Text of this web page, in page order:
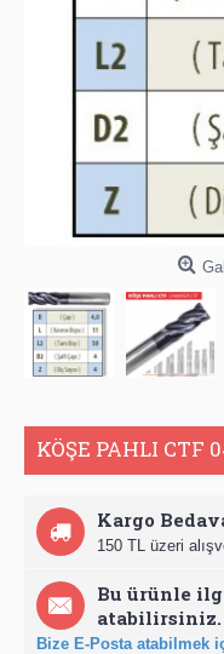
Kargo
150 TL üzeri
Bu ürünle
atabilirsiniz.
Bize E-Posta atabilmek